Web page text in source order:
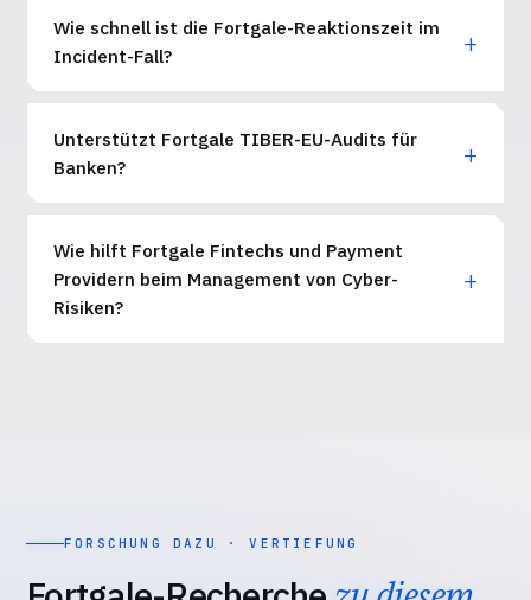
Wie schnell ist die Fortgale-Reaktionszeit im
Incident-Fall?
Unterstützt Fortgale TIBER-EU-Audits für
Banken?
Wie hilft Fortgale Fintechs und Payment
Providern beim Management von Cyber-
Risiken?
FORSCHUNG DAZU · VERTIEFUNG